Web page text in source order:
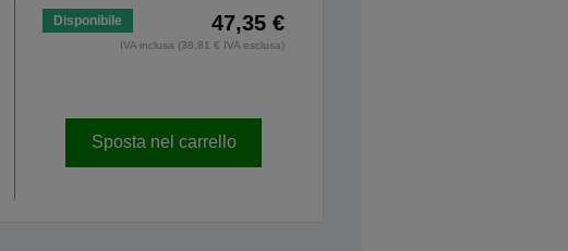
Disponibile 47,35 €
IVA inclusa (38,81 € IVA esclusa)
Sposta nel carrello